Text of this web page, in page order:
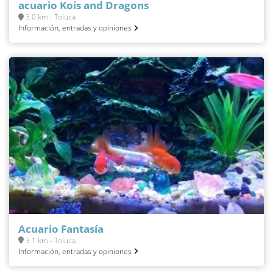
acuario Kois and Dragons
3.0 km - Toluca
Información, entradas y opiniones
Acuario Fantasía
3.1 km - Toluca
Información, entradas y opiniones